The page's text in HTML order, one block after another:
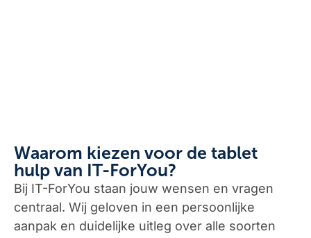
Waarom kiezen voor de tablet
hulp van IT-ForYou?
Bij IT-ForYou staan jouw wensen en vragen
centraal. Wij geloven in een persoonlijke
aanpak en duidelijke uitleg over alle soorten